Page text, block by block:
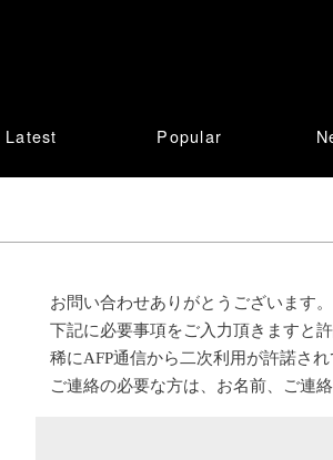
Latest Popular
お問い合わせありがとうございます。
下記に必要事項をご入力頂きますと
稀にAFP通信から二次利用が許諾さ
ご連絡の必要な方は、お名前、ご連